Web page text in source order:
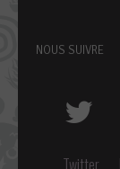
NOUS SUIVRE
Twitter